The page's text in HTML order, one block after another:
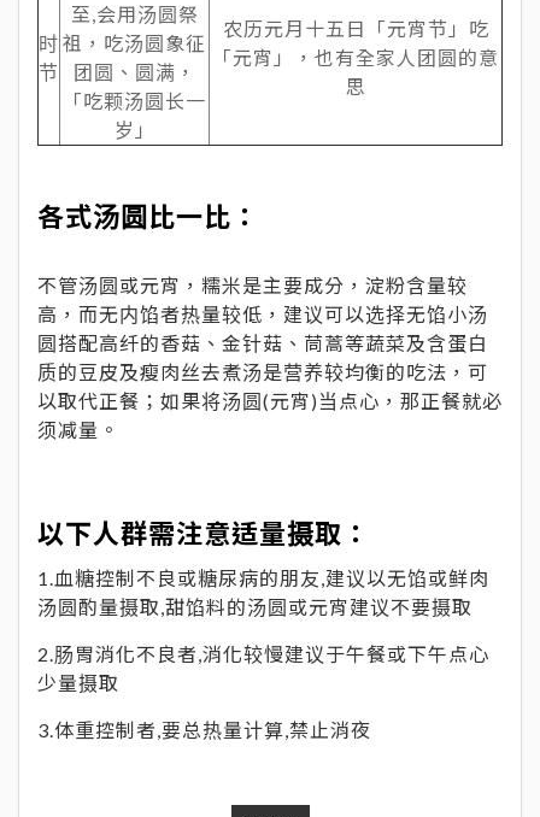
时
节
至,会用汤圆祭
祖，吃汤圆象征
团圆、圆满，
「吃颗汤圆长一
岁」
农历元月十五日「元宵节」吃
「元宵」，也有全家人团圆的意
思
各式汤圆比一比：
不管汤圆或元宵，糯米是主要成分，淀粉含量较
高，而无内馅者热量较低，建议可以选择无馅小汤
圆搭配高纤的香菇、金针菇、茼蒿等蔬菜及含蛋白
质的豆皮及瘦肉丝去煮汤是营养较均衡的吃法，可
以取代正餐；如果将汤圆(元宵)当点心，那正餐就必
须减量。
以下人群需注意适量摄取：
1.血糖控制不良或糖尿病的朋友,建议以无馅或鲜肉
汤圆酌量摄取,甜馅料的汤圆或元宵建议不要摄取
2.肠胃消化不良者,消化较慢建议于午餐或下午点心
少量摄取
3.体重控制者,要总热量计算,禁止消夜